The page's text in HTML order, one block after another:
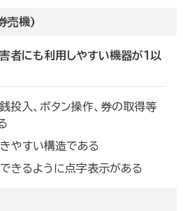
売機)
者にも利用しやすい機器が１以
投入、ボタン操作、券の取得等
やすい構造である
きるように点字表示がある